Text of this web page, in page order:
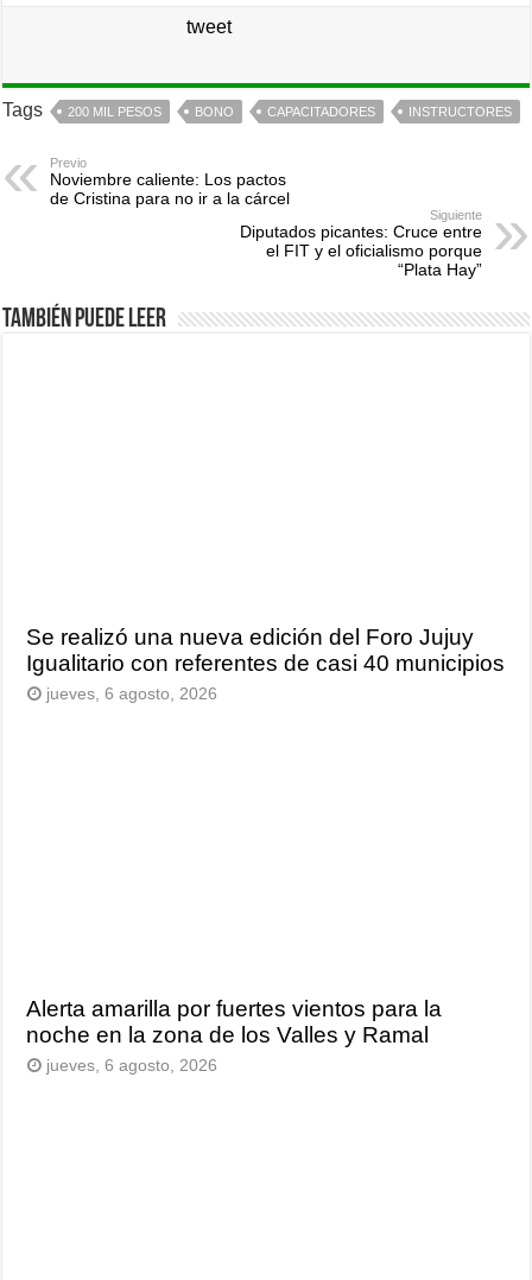
tweet
Tags 200 MIL PESOS BONO CAPACITADORES INSTRUCTORES
Previo
Noviembre caliente: Los pactos
de Cristina para no ir a la cárcel
Siguiente
Diputados picantes: Cruce entre
el FIT y el oficialismo porque
“Plata Hay”
También puede leer
Se realizó una nueva edición del Foro Jujuy
Igualitario con referentes de casi 40 municipios
jueves, 6 agosto, 2026
Alerta amarilla por fuertes vientos para la
noche en la zona de los Valles y Ramal
jueves, 6 agosto, 2026